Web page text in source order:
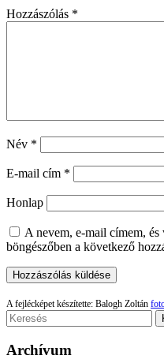
Hozzászólás *
Név *
E-mail cím *
Honlap
A nevem, e-mail címem, és
böngészőben a következő
A fejlécképet készítette: Balogh Zoltán
Archívum